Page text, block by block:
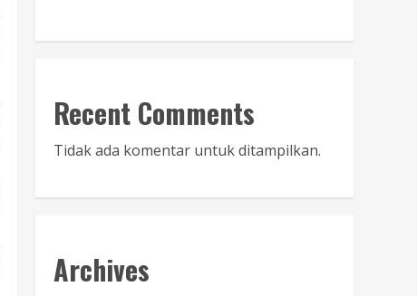
Recent Comments
Tidak ada komentar untuk ditampilkan.
Archives